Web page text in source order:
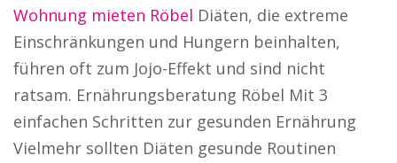
Wohnung mieten Röbel Diäten, die extreme
Einschränkungen und Hungern beinhalten,
führen oft zum Jojo-Effekt und sind nicht
ratsam. Ernährungsberatung Röbel Mit 3
einfachen Schritten zur gesunden Ernährung
Vielmehr sollten Diäten gesunde Routinen